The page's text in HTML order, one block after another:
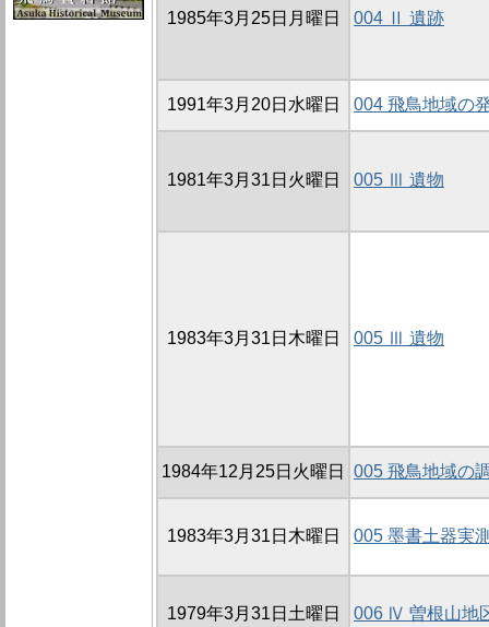
1985年3月25日月曜日 004 Ⅱ 遺跡
1991年3月20日水曜日 004 飛鳥地域の
1981年3月31日火曜日 005 Ⅲ 遺物
1983年3月31日木曜日 005 Ⅲ 遺物
1984年12月25日火曜日 005 飛鳥地域の
1983年3月31日木曜日 005 墨書土器実
1979年3月31日土曜日 006 Ⅳ 曽根山地